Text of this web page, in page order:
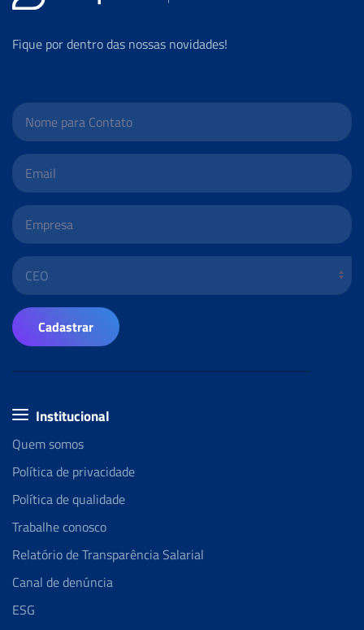
Fique por dentro das nossas novidades!
Cadastrar
Institucional
Quem somos
Política de privacidade
Política de qualidade
Trabalhe conosco
Relatório de Transparência Salarial
Canal de denúncia
ESG